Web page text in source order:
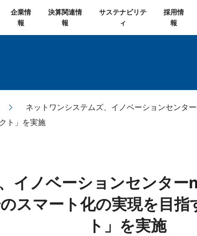
企業情
報
決算関連情
報
サステナビリテ
ィ
採用情
報
ネットワンシステムズ、イノベーションセンタ
ト」を実施
イノベーションセンタ
スマート化の実現を目
ト」を実施